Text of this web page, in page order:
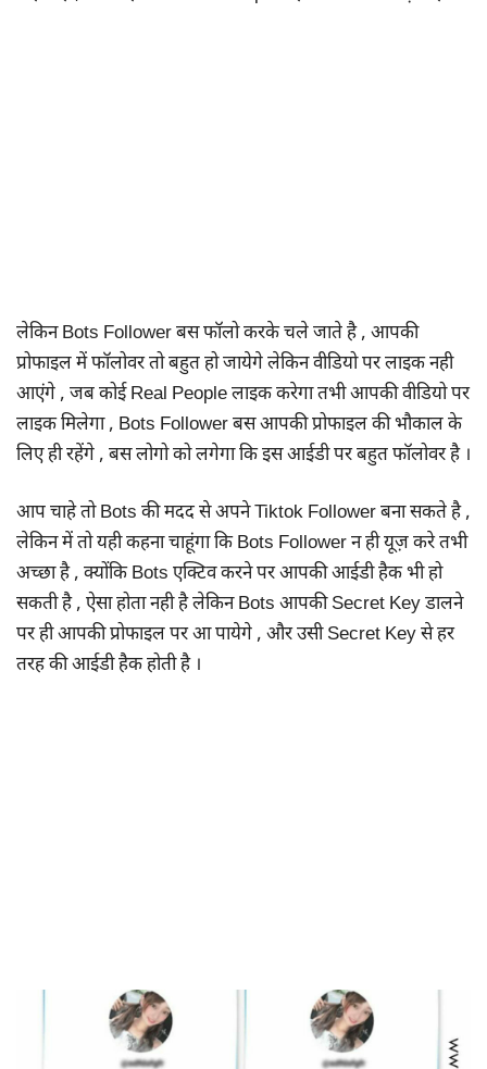
लेकिन Bots Follower बस फॉलो करके चले जाते है , आपकी
प्रोफाइल में फॉलोवर तो बहुत हो जायेगे लेकिन वीडियो पर लाइक नही
आएंगे , जब कोई Real People लाइक करेगा तभी आपकी वीडियो पर
लाइक मिलेगा , Bots Follower बस आपकी प्रोफाइल की भौकाल के
लिए ही रहेंगे , बस लोगो को लगेगा कि इस आईडी पर बहुत फॉलोवर है ।
आप चाहे तो Bots की मदद से अपने Tiktok Follower बना सकते है ,
लेकिन में तो यही कहना चाहूंगा कि Bots Follower न ही यूज़ करे तभी
अच्छा है , क्योंकि Bots एक्टिव करने पर आपकी आईडी हैक भी हो
सकती है , ऐसा होता नही है लेकिन Bots आपकी Secret Key डालने
पर ही आपकी प्रोफाइल पर आ पायेगे , और उसी Secret Key से हर
तरह की आईडी हैक होती है ।